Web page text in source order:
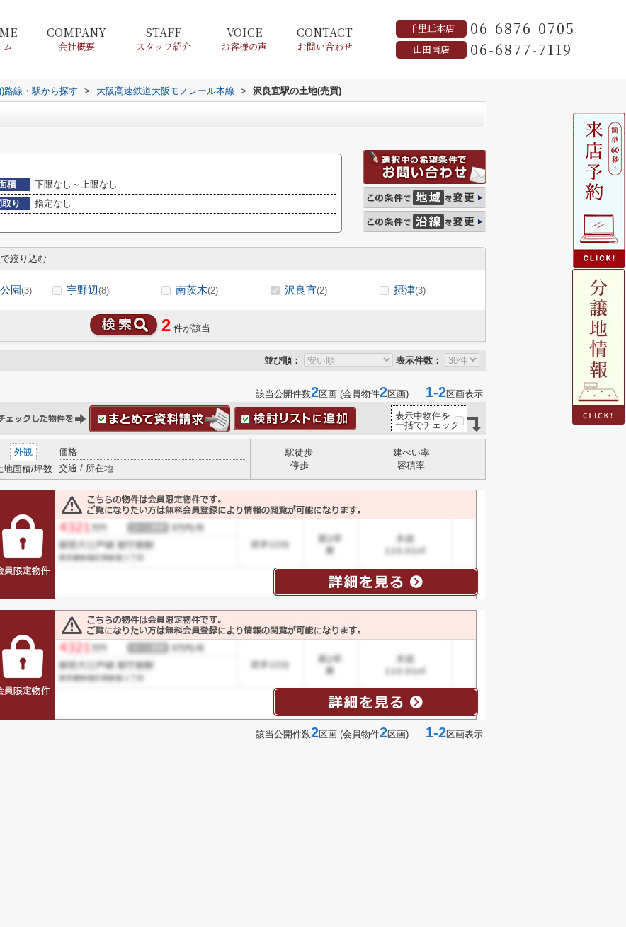
ム
COMPANY
会社概要
STAFF
スタッフ紹介
VOICE
お客様の声
CONTACT
お問い合わせ
千里丘本店 06-6876-0705
山田南店 06-6877-7119
路線・駅から探す > 大阪高速鉄道大阪モノレール本線 > 沢良宜駅の土地(売買)
積
下限なし～上限なし
取り
指定なし
絞り込む
園(3) 宇野辺(8) 南茨木(2) 沢良宜(2) 摂津(3)
2 件が該当
並び順： 表示件数：
該当公開件数2区画 (会員物件2区画) 1-2区画表示
表示中物件を
一括でチェック
外観
地面積/坪数
価格
交通 / 所在地
駅徒歩
停歩
建ぺい率
容積率
該当公開件数2区画 (会員物件2区画) 1-2区画表示